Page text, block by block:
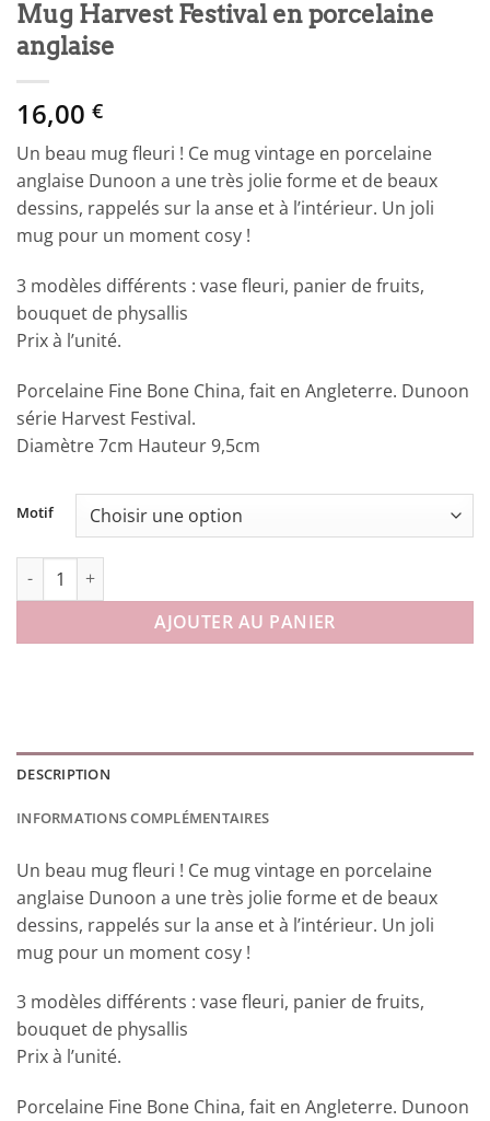
Mug Harvest Festival en porcelaine
anglaise
16,00 €
Un beau mug fleuri ! Ce mug vintage en porcelaine
anglaise Dunoon a une très jolie forme et de beaux
dessins, rappelés sur la anse et à l’intérieur. Un joli
mug pour un moment cosy !
3 modèles différents : vase fleuri, panier de fruits,
bouquet de physallis
Prix à l’unité.
Porcelaine Fine Bone China, fait en Angleterre. Dunoon
série Harvest Festival.
Diamètre 7cm Hauteur 9,5cm
Motif
quantité de Mug Harvest Festival en porcelaine anglaise
AJOUTER AU PANIER
DESCRIPTION
INFORMATIONS COMPLÉMENTAIRES
Un beau mug fleuri ! Ce mug vintage en porcelaine
anglaise Dunoon a une très jolie forme et de beaux
dessins, rappelés sur la anse et à l’intérieur. Un joli
mug pour un moment cosy !
3 modèles différents : vase fleuri, panier de fruits,
bouquet de physallis
Prix à l’unité.
Porcelaine Fine Bone China, fait en Angleterre. Dunoon